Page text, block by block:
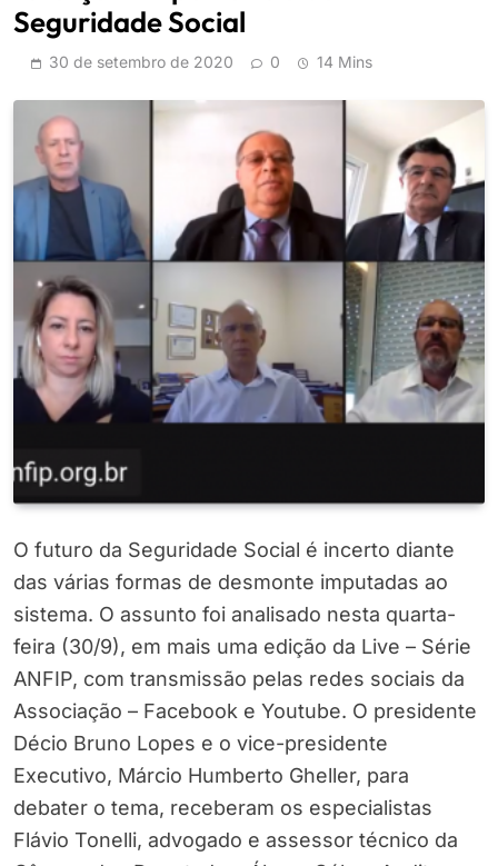
Seguridade Social
30 de setembro de 2020 0 14 Mins
O futuro da Seguridade Social é incerto diante
das várias formas de desmonte imputadas ao
sistema. O assunto foi analisado nesta quarta-
feira (30/9), em mais uma edição da Live – Série
ANFIP, com transmissão pelas redes sociais da
Associação – Facebook e Youtube. O presidente
Décio Bruno Lopes e o vice-presidente
Executivo, Márcio Humberto Gheller, para
debater o tema, receberam os especialistas
Flávio Tonelli, advogado e assessor técnico da